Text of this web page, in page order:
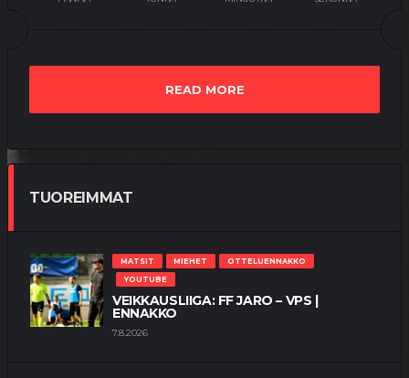
READ MORE
TUOREIMMAT
MATSIT MIEHET
OTTELUENNAKKO
YOUTUBE
VEIKKAUSLIIGA: FF JARO – VPS |
ENNAKKO
7.8.2026